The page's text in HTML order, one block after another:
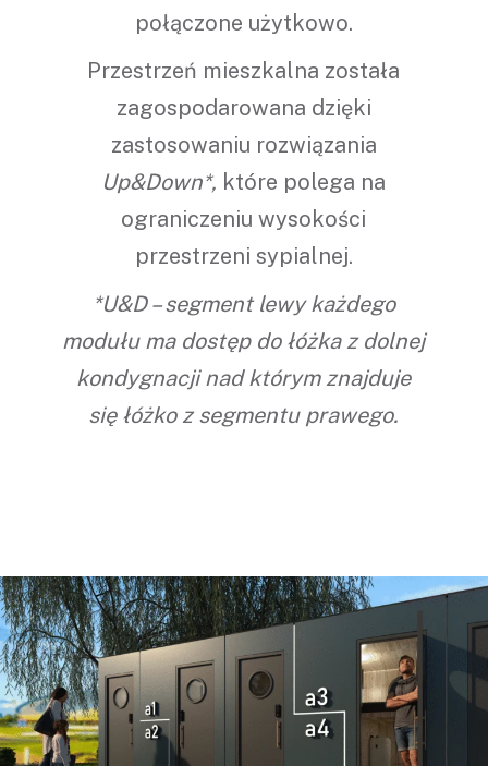
połączone użytkowo.
Przestrzeń mieszkalna została
zagospodarowana dzięki
zastosowaniu rozwiązania
Up&Down*, które polega na
ograniczeniu wysokości
przestrzeni sypialnej.
*U&D – segment lewy każdego
modułu ma dostęp do łóżka z dolnej
kondygnacji nad którym znajduje
się łóżko z segmentu prawego.